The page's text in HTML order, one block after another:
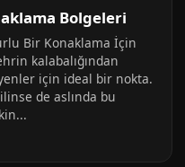
Bolgeleri
Bir Konaklama İçin
kalabalığından
için ideal bir nokta.
de aslında bu